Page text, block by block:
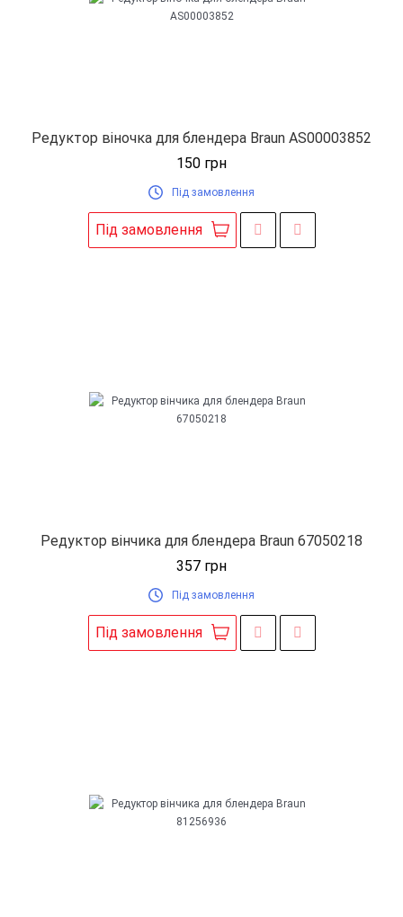
Редуктор віночка для блендера Braun AS00003852
150 грн
Під замовлення
Під замовлення
Редуктор вінчика для блендера Braun 67050218
357 грн
Під замовлення
Під замовлення